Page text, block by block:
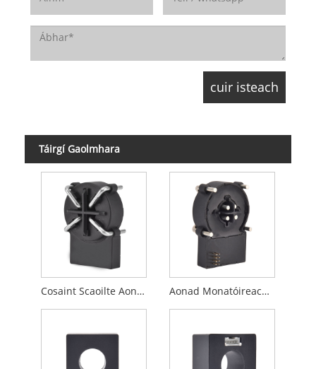
Táirgí Gaolmhara
Cosaint Scaoilte Aonad Monatóireachta Reatha Iarmharach Aonad Monatóireachta Reatha Reatha Reatha Braite Sceite AC/ DC